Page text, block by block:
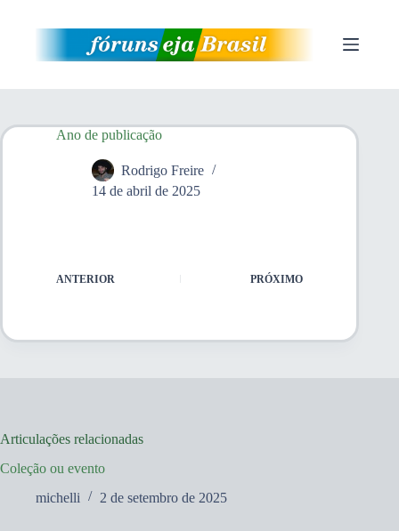
Ano de publicação
Rodrigo Freire
14 de abril de 2025
ANTERIOR PRÓXIMO
Articulações relacionadas
Coleção ou evento
michelli
2 de setembro de 2025